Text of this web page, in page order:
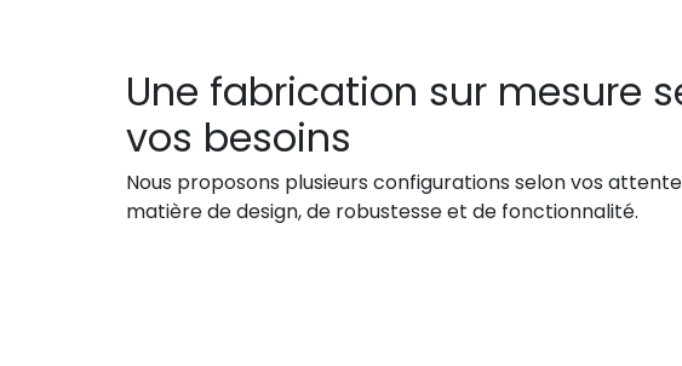
Une fabrication sur mesure
vos besoins
Nous proposons plusieurs configurations selon vos
matière de design, de robustesse et de fonctionnalité.